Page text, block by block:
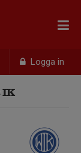
Logga in
IK